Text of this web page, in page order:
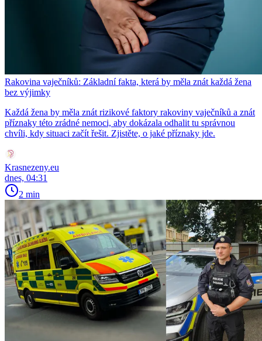
Rakovina vaječníků: Základní fakta, která by měla znát každá žena
bez výjimky
Každá žena by měla znát rizikové faktory rakoviny vaječníků a znát
příznaky této zrádné nemoci, aby dokázala odhalit tu správnou
chvíli, kdy situaci začít řešit. Zjistěte, o jaké příznaky jde.
Krasnezeny.eu
dnes, 04:31
2 min